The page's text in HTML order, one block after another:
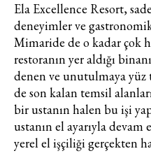
Ela Excellence Resort,
deneyimler ve
Mimaride de o kadar çok
restoranın yer aldığı
denen ve unutulmaya
de son kalan temsil
bir ustanın halen bu işi
ustanın el ayarıyla
yerel el işçiliği gerçekten